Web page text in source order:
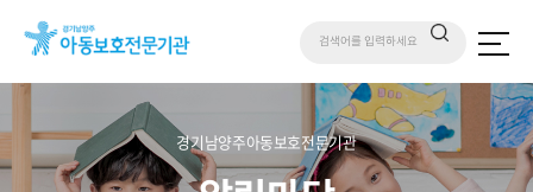
경기남양주아동보호전문기관